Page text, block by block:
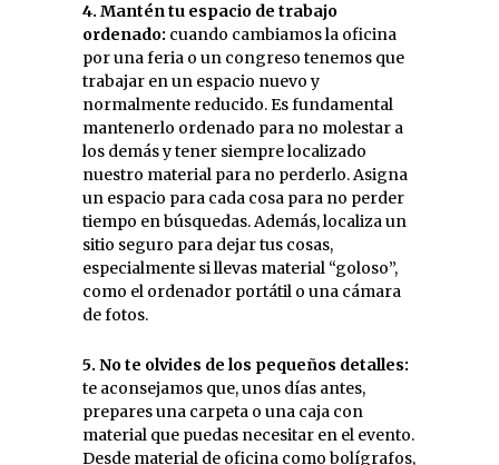
4. Mantén tu espacio de trabajo
ordenado: cuando cambiamos la oficina
por una feria o un congreso tenemos que
trabajar en un espacio nuevo y
normalmente reducido. Es fundamental
mantenerlo ordenado para no molestar a
los demás y tener siempre localizado
nuestro material para no perderlo. Asigna
un espacio para cada cosa para no perder
tiempo en búsquedas. Además, localiza un
sitio seguro para dejar tus cosas,
especialmente si llevas material “goloso”,
como el ordenador portátil o una cámara
de fotos.
5. No te olvides de los pequeños detalles:
te aconsejamos que, unos días antes,
prepares una carpeta o una caja con
material que puedas necesitar en el evento.
Desde material de oficina como bolígrafos,